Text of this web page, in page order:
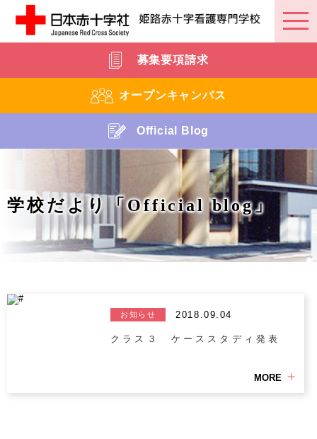
募集要項請求
オープンキャンパス
Official Blog
学校だより「Official blog」
お知らせ 2018.09.04
クラス３ ケーススタディ発表
MORE